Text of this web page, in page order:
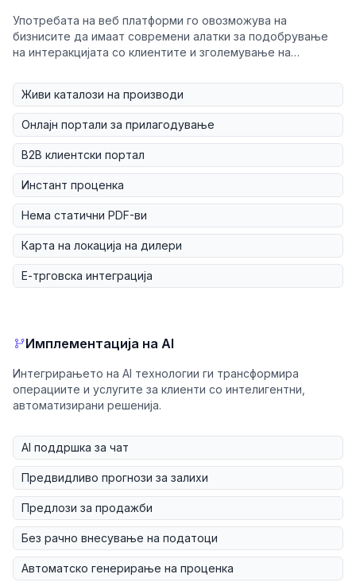
Употребата на веб платформи го овозможува на
бизнисите да имаат современи алатки за подобрување
на интеракцијата со клиентите и зголемување на
Живи каталози на производи
Онлајн портали за прилагодување
B2B клиентски портал
Инстант проценка
Нема статични PDF-ви
Карта на локација на дилери
Е-трговска интеграција
Имплементација на AI
Интегрирањето на AI технологии ги трансформира
операциите и услугите за клиенти со интелигентни,
автоматизирани решенија.
AI поддршка за чат
Предвидливо прогнози за залихи
Предлози за продажби
Без рачно внесување на податоци
Автоматско генерирање на проценка